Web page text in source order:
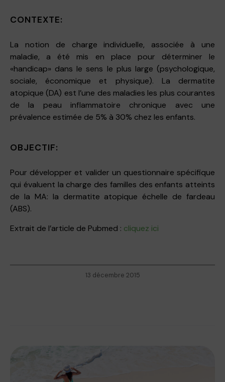
CONTEXTE:
La notion de charge individuelle, associée à une
maladie, a été mis en place pour déterminer le
«handicap» dans le sens le plus large (psychologique,
sociale, économique et physique). La dermatite
atopique (DA) est l’une des maladies les plus courantes
de la peau inflammatoire chronique avec une
prévalence estimée de 5% à 30% chez les enfants.
OBJECTIF:
Pour développer et valider un questionnaire spécifique
qui évaluent la charge des familles des enfants atteints
de la MA: la dermatite atopique échelle de fardeau
(ABS).
Extrait de l’article de Pubmed : cliquez ici
13 décembre 2015